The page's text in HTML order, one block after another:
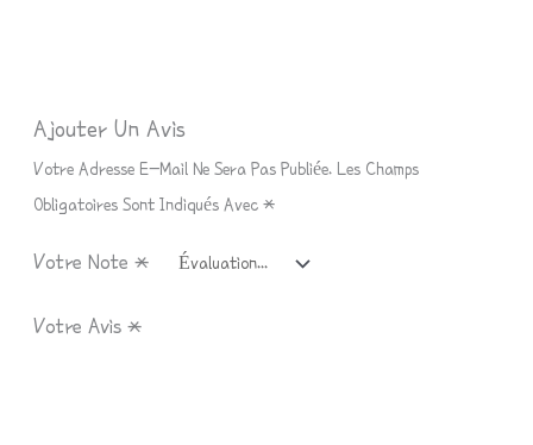
Ajouter Un Avis
Votre Adresse E-Mail Ne Sera Pas Publiée. Les Champs
Obligatoires Sont Indiqués Avec*
Votre Note*
Votre Avis*